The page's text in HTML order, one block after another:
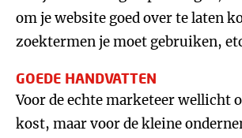
om je website goed over te laten
zoektermen je moet gebruiken,
GOEDE HANDVATTEN
Voor de echte marketeer wellicht
kost, maar voor de kleine